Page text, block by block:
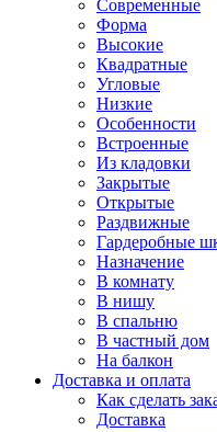
Современные
Форма
Высокие
Квадратные
Угловые
Низкие
Особенности
Встроенные
Из кладовки
Закрытые
Открытые
Раздвижные
Гардеробные
Назначение
В комнату
В нишу
В спальню
В частный дом
На балкон
Доставка и оплата
Как сделать
Доставка